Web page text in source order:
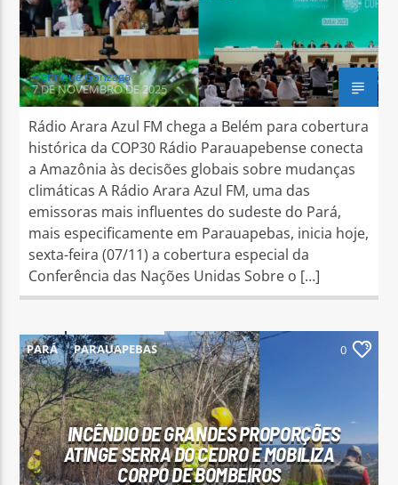
Henrique Gonzaga
7 DE NOVEMBRO DE 2025
Rádio Arara Azul FM chega a Belém para cobertura
histórica da COP30 Rádio Parauapebense conecta
a Amazônia às decisões globais sobre mudanças
climáticas A Rádio Arara Azul FM, uma das
emissoras mais influentes do sudeste do Pará,
mais especificamente em Parauapebas, inicia hoje,
sexta-feira (07/11) a cobertura especial da
Conferência das Nações Unidas Sobre o […]
PARÁ PARAUAPEBAS 0
INCÊNDIO DE GRANDES PROPORÇÕES
ATINGE SERRA DO CEDRO E MOBILIZA
CORPO DE BOMBEIROS